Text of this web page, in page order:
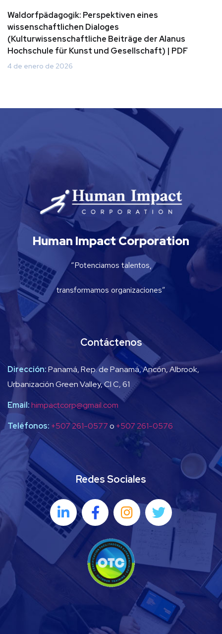
Waldorfpädagogik: Perspektiven eines
wissenschaftlichen Dialoges
(Kulturwissenschaftliche Beiträge der Alanus
Hochschule für Kunst und Gesellschaft) | PDF
4 de enero de 2026
Human Impact Corporation
“Potenciamos talentos,
transformamos organizaciones”
Contáctenos
Dirección:Panamá, Rep. de Panamá, Ancón, Albrook,
Urbanización Green Valley, Cl C, 61
Email:himpactcorp@gmail.com
Teléfonos: +507 261-0577o +507 261-0576
Redes Sociales